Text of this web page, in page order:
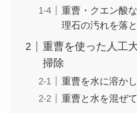
重曹・クエン酸
理石の汚れを落
重曹を使った人工
掃除
重曹を水に溶か
重曹と水を混ぜ